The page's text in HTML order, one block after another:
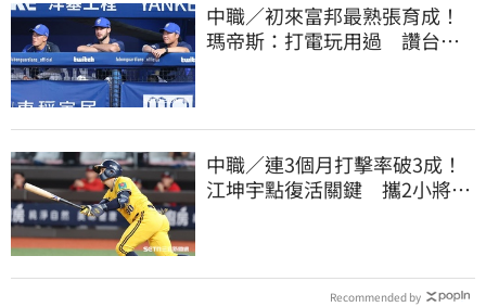
中職／初來富邦最熟張育成！
瑪帝斯：打電玩用過 讚台灣
中職／連3個月打擊率破3成！
江坤宇點復活關鍵 攜2小將赴
Recommended by